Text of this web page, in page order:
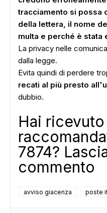
tracciamento si possa
della lettera, il nome
multa e perché è stata
La privacy nelle
dalla legge.
Evita quindi di perdere
recati al più presto
dubbio.
Hai ricevuto
7874?
commento
avviso giacenza poste